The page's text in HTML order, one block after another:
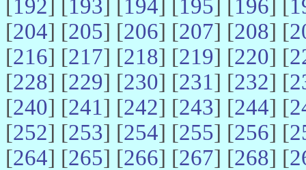
[192] [193] [194] [195] [196] [
[204] [205] [206] [207] [208] [
[216] [217] [218] [219] [220] [
[228] [229] [230] [231] [232] [
[240] [241] [242] [243] [244] [
[252] [253] [254] [255] [256] [
[264] [265] [266] [267] [268] [